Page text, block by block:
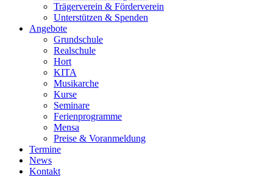
Trägerverein & Förderverein
Unterstützen & Spenden
Angebote
Grundschule
Realschule
Hort
KITA
Musikarche
Kurse
Seminare
Ferienprogramme
Mensa
Preise & Voranmeldung
Termine
News
Kontakt